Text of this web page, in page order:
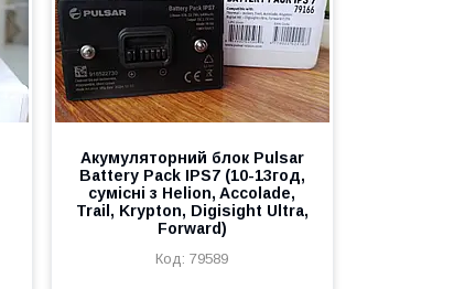
Акумуляторний блок Рulѕаr
Battery Pack IPS7 (10-13год,
сумісні з Helion, Accolade,
Trail, Krypton, Digisight Ultra,
Forward)
79589